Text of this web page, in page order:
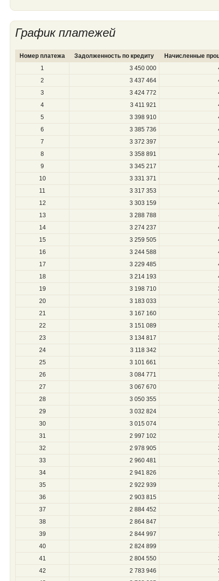
График платежей
Номер платежа Задолженность по кредиту
Начисленные
1
3 450 000
2
3 437 464
3
3 424 772
4
3 411 921
5
3 398 910
6
3 385 736
7
3 372 397
8
3 358 891
9
3 345 217
10
3 331 371
11
3 317 353
12
3 303 159
13
3 288 788
14
3 274 237
15
3 259 505
16
3 244 588
17
3 229 485
18
3 214 193
19
3 198 710
20
3 183 033
21
3 167 160
22
3 151 089
23
3 134 817
24
3 118 342
25
3 101 661
26
3 084 771
27
3 067 670
28
3 050 355
29
3 032 824
30
3 015 074
31
2 997 102
32
2 978 905
33
2 960 481
34
2 941 826
35
2 922 939
36
2 903 815
37
2 884 452
38
2 864 847
39
2 844 997
40
2 824 899
41
2 804 550
42
2 783 946